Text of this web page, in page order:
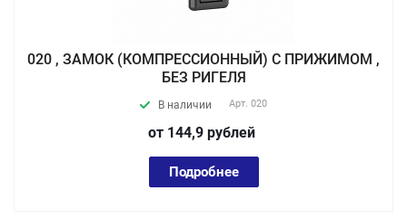
020 , ЗАМОК (КОМПРЕССИОННЫЙ) С ПРИЖИМОМ ,
БЕЗ РИГЕЛЯ
В наличии Арт. 020
от 144,9 рублей
Подробнее